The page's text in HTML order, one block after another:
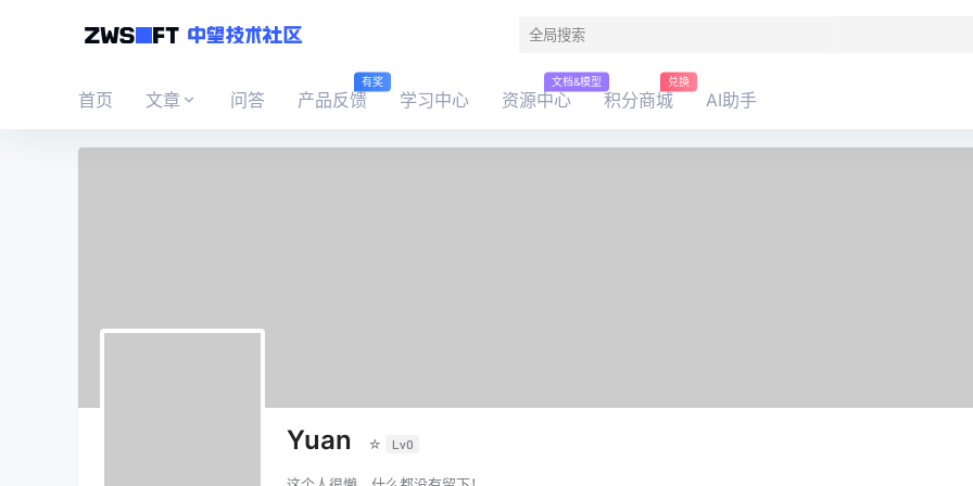
首页 文章 问答 产品反馈
有奖
学习中心 资源中心
文档&模型
积分商城
兑换
AI助手
Yuan ☆ Lv0